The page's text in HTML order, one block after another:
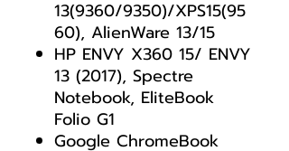
13(9360/9350)/XPS15(95
60), AlienWare 13/15
HP ENVY X360 15/ ENVY
13 (2017), Spectre
Notebook, EliteBook
Folio G1
Google ChromeBook